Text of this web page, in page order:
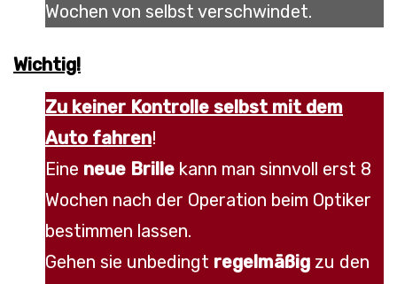
Wochen von selbst verschwindet.
Wichtig!
Zu keiner Kontrolle selbst mit dem
Auto fahren!
Eine neue Brille kann man sinnvoll erst 8
Wochen nach der Operation beim Optiker
bestimmen lassen.
Gehen sie unbedingt regelmäßig zu den